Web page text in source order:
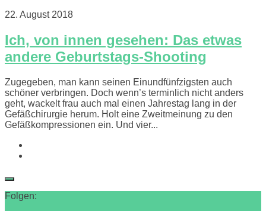
22. August 2018
Ich, von innen gesehen: Das etwas
andere Geburtstags-Shooting
Zugegeben, man kann seinen Einundfünfzigsten auch
schöner verbringen. Doch wenn’s terminlich nicht anders
geht, wackelt frau auch mal einen Jahrestag lang in der
Gefäßchirurgie herum. Holt eine Zweitmeinung zu den
Gefäßkompressionen ein. Und vier...
Folgen: